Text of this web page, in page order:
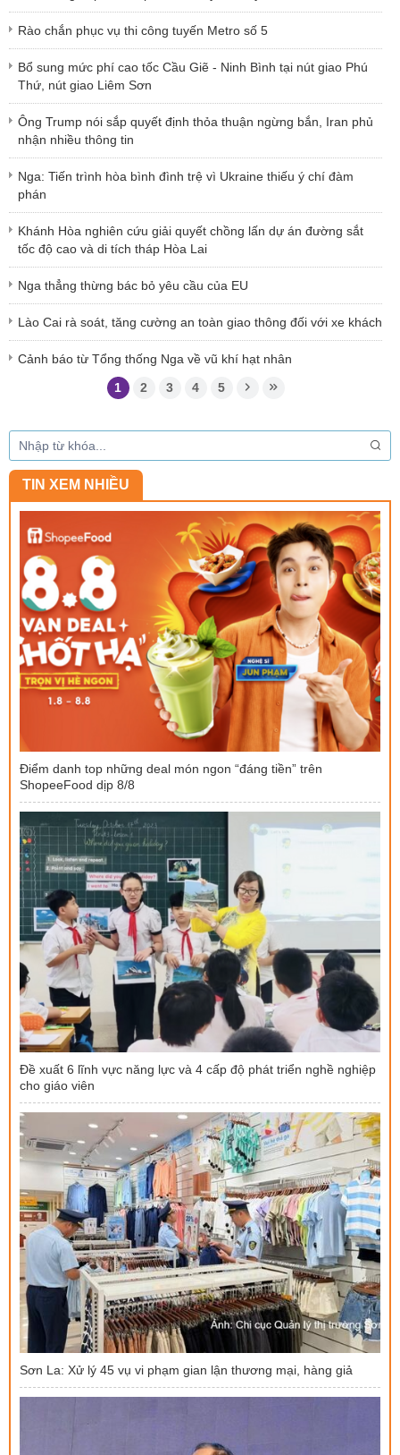
Rào chắn phục vụ thi công tuyến Metro số 5
Bổ sung mức phí cao tốc Cầu Giẽ - Ninh Bình tại nút giao Phú
Thứ, nút giao Liêm Sơn
Ông Trump nói sắp quyết định thỏa thuận ngừng bắn, Iran phủ
nhận nhiều thông tin
Nga: Tiến trình hòa bình đình trệ vì Ukraine thiếu ý chí đàm
phán
Khánh Hòa nghiên cứu giải quyết chồng lấn dự án đường sắt
tốc độ cao và di tích tháp Hòa Lai
Nga thẳng thừng bác bỏ yêu cầu của EU
Lào Cai rà soát, tăng cường an toàn giao thông đối với xe khách
Cảnh báo từ Tổng thống Nga về vũ khí hạt nhân
1 2 3 4 5
TIN XEM NHIỀU
Điểm danh top những deal món ngon “đáng tiền” trên
ShopeeFood dịp 8/8
Đề xuất 6 lĩnh vực năng lực và 4 cấp độ phát triển nghề nghiệp
cho giáo viên
Sơn La: Xử lý 45 vụ vi phạm gian lận thương mại, hàng giả